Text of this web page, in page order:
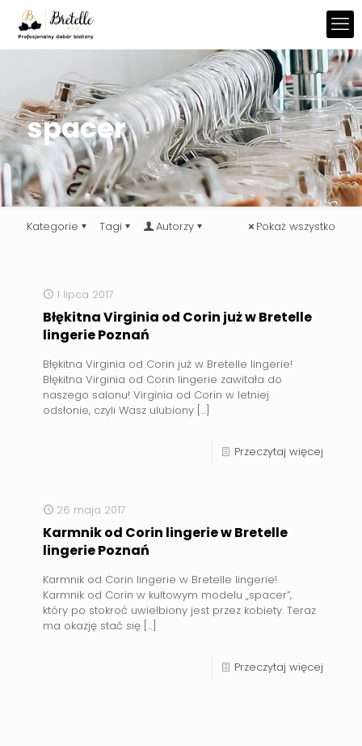
spacer
Kategorie Tagi Autorzy Pokaż wszystko
1 lipca 2017
Błękitna Virginia od Corin już w Bretelle
lingerie Poznań
Błękitna Virginia od Corin już w Bretelle lingerie!
Błękitna Virginia od Corin lingerie zawitała do
naszego salonu! Virginia od Corin w letniej
odsłonie, czyli Wasz ulubiony […]
Przeczytaj więcej
26 maja 2017
Karmnik od Corin lingerie w Bretelle
lingerie Poznań
Karmnik od Corin lingerie w Bretelle lingerie!
Karmnik od Corin w kultowym modelu „spacer”,
który po stokroć uwielbiony jest przez kobiety. Teraz
ma okazję stać się […]
Przeczytaj więcej